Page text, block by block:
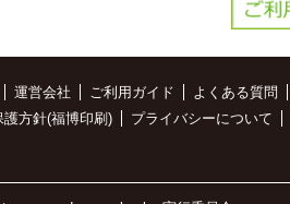
運営会社 ご利用ガイド よくある質問
護方針(福博印刷) プライバシーについて